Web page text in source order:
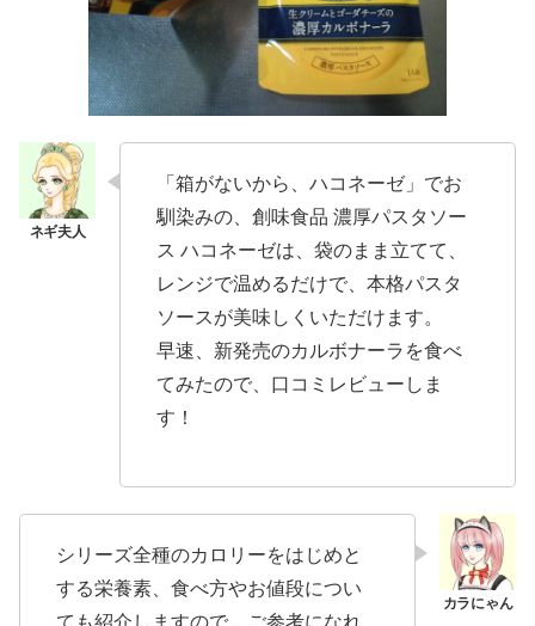
「箱がないから、ハコネーゼ」でお
馴染みの、創味食品 濃厚パスタソー
ス ハコネーゼは、袋のまま立てて、
レンジで温めるだけで、本格パスタ
ソースが美味しくいただけます。
早速、新発売のカルボナーラを食べ
てみたので、口コミレビューしま
す！
シリーズ全種のカロリーをはじめと
する栄養素、食べ方やお値段につい
ても紹介しますので、ご参考になれ